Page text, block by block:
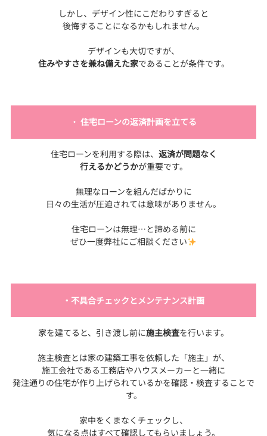
しかし、デザイン性にこだわりすぎると
後悔することになるかもしれません。
デザインも大切ですが、
住みやすさを兼ね備えた家であることが条件です。
・ 住宅ローンの返済計画を立てる
住宅ローンを利用する際は、 返済が問題なく
行えるかどうかが重要です。
無理なローンを組んだばかりに
日々の生活が圧迫されては意味がありません。
住宅ローンは無理…と諦める前に
ぜひ一度弊社にご相談ください
・不具合チェックとメンテナンス計画
家を建てると、引き渡し前に施主検査を行います。
施主検査とは家の建築工事を依頼した「施主」が、
施工会社である工務店やハウスメーカーと一緒に
発注通りの住宅が作り上げられているかを確認・検査することで
す。
家中をくまなくチェックし、
気になる点はすべて確認してもらいましょう。